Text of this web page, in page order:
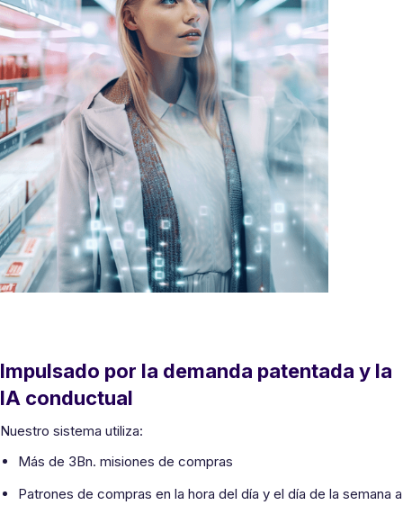
Impulsado por la demanda patentada y la
IA conductual
Nuestro sistema utiliza:
Más de 3Bn. misiones de compras
Patrones de compras en la hora del día y el día de la semana a